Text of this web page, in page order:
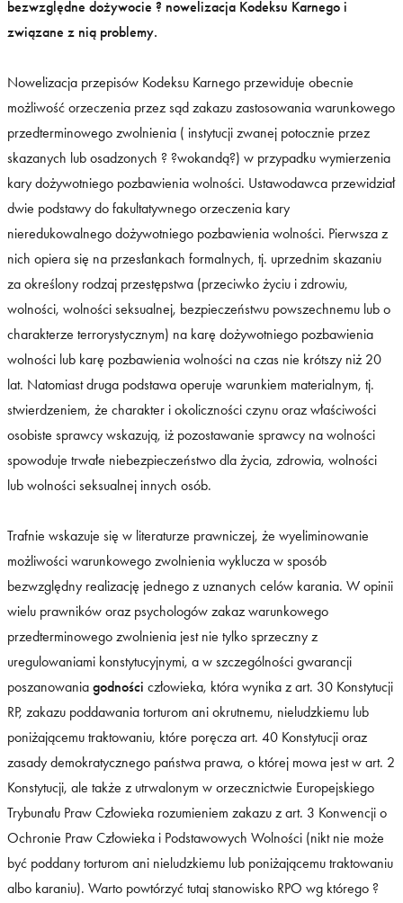
bezwzględne dożywocie ? nowelizacja Kodeksu Karnego i
związane z nią problemy.
Nowelizacja przepisów Kodeksu Karnego przewiduje obecnie
możliwość orzeczenia przez sąd zakazu zastosowania warunkowego
przedterminowego zwolnienia ( instytucji zwanej potocznie przez
skazanych lub osadzonych ? ?wokandą?) w przypadku wymierzenia
kary dożywotniego pozbawienia wolności. Ustawodawca przewidział
dwie podstawy do fakultatywnego orzeczenia kary
nieredukowalnego dożywotniego pozbawienia wolności. Pierwsza z
nich opiera się na przesłankach formalnych, tj. uprzednim skazaniu
za określony rodzaj przestępstwa (przeciwko życiu i zdrowiu,
wolności, wolności seksualnej, bezpieczeństwu powszechnemu lub o
charakterze terrorystycznym) na karę dożywotniego pozbawienia
wolności lub karę pozbawienia wolności na czas nie krótszy niż 20
lat. Natomiast druga podstawa operuje warunkiem materialnym, tj.
stwierdzeniem, że charakter i okoliczności czynu oraz właściwości
osobiste sprawcy wskazują, iż pozostawanie sprawcy na wolności
spowoduje trwałe niebezpieczeństwo dla życia, zdrowia, wolności
lub wolności seksualnej innych osób.
Trafnie wskazuje się w literaturze prawniczej, że wyeliminowanie
możliwości warunkowego zwolnienia wyklucza w sposób
bezwzględny realizację jednego z uznanych celów karania. W opinii
wielu prawników oraz psychologów zakaz warunkowego
przedterminowego zwolnienia jest nie tylko sprzeczny z
uregulowaniami konstytucyjnymi, a w szczególności gwarancji
poszanowania godności człowieka, która wynika z art. 30 Konstytucji
RP, zakazu poddawania torturom ani okrutnemu, nieludzkiemu lub
poniżającemu traktowaniu, które poręcza art. 40 Konstytucji oraz
zasady demokratycznego państwa prawa, o której mowa jest w art. 2
Konstytucji, ale także z utrwalonym w orzecznictwie Europejskiego
Trybunału Praw Człowieka rozumieniem zakazu z art. 3 Konwencji o
Ochronie Praw Człowieka i Podstawowych Wolności (nikt nie może
być poddany torturom ani nieludzkiemu lub poniżającemu traktowaniu
albo karaniu). Warto powtórzyć tutaj stanowisko RPO wg którego ?